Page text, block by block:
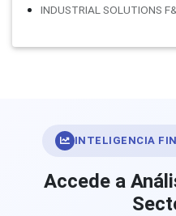
INDUSTRIAL SOLUTIONS
INTELIGENCIA
Accede a